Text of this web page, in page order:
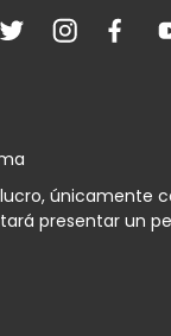
únicamente
presentar un